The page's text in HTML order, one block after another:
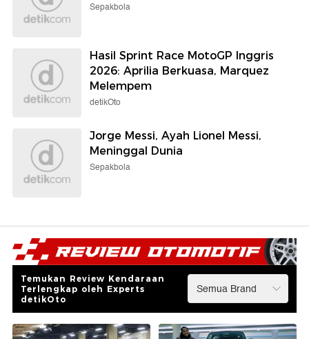
Sepakbola
Hasil Sprint Race MotoGP Inggris
2026: Aprilia Berkuasa, Marquez
Melempem
detikOto
Jorge Messi, Ayah Lionel Messi,
Meninggal Dunia
Sepakbola
Temukan Review Kendaraan
Terlengkap oleh Experts
detikOto